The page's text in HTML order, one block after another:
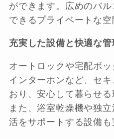
ができます。広めのバ
できるプライベートな空
充実した設備と快適な管
オートロックや宅配ボ
インターホンなど、セ
おり、安心して暮らせる
また、浴室乾燥機や独
活をサポートする設備も